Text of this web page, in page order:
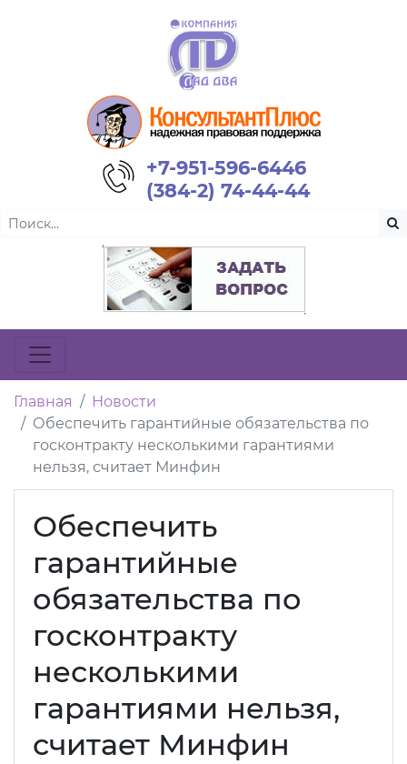
+7-951-596-6446
(384-2) 74-44-44
Главная
Новости
Обеспечить гарантийные обязательства по
госконтракту несколькими гарантиями
нельзя, считает Минфин
Обеспечить
гарантийные
обязательства по
госконтракту
несколькими
гарантиями нельзя,
считает Минфин